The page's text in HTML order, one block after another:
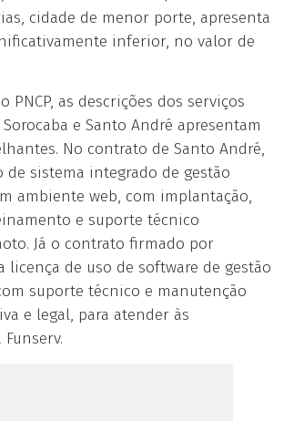
cidade de menor porte, apresenta
inferior, no valor de
PNCP, as descrições dos serviços
e Santo André apresentam
No contrato de Santo André,
de sistema integrado de gestão
ambiente web, com implantação,
e suporte técnico
Já o contrato firmado por
licença de uso de software de gestão
suporte técnico e manutenção
e legal, para atender às